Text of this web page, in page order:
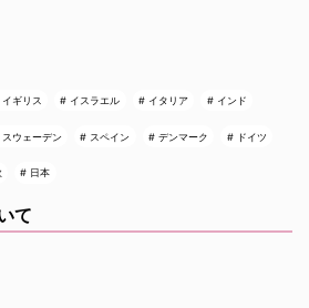
イギリス イスラエル イタリア インド
スウェーデン スペイン デンマーク ドイツ
日本
て